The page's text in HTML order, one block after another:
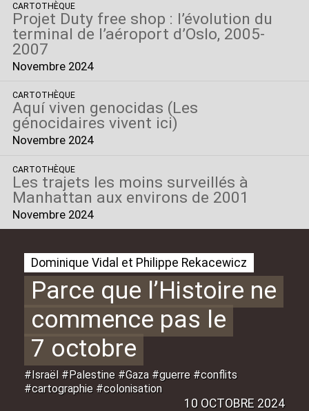
CARTOTHÈQUE
Projet Duty free shop : l’évolution du
terminal de l’aéroport d’Oslo, 2005-
2007
Novembre 2024
CARTOTHÈQUE
Aquí viven genocidas (Les
génocidaires vivent ici)
Novembre 2024
CARTOTHÈQUE
Les trajets les moins surveillés à
Manhattan aux environs de 2001
Novembre 2024
Dominique Vidal et Philippe Rekacewicz
Parce que l’Histoire ne
commence pas le
7 octobre
#Israël #Palestine #Gaza #guerre #conflits
#cartographie #colonisation
10 OCTOBRE 2024